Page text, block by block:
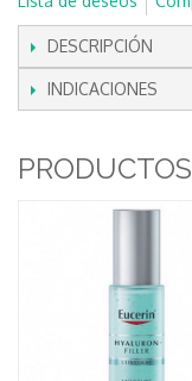
DESCRIPCIÓN
INDICACIONES